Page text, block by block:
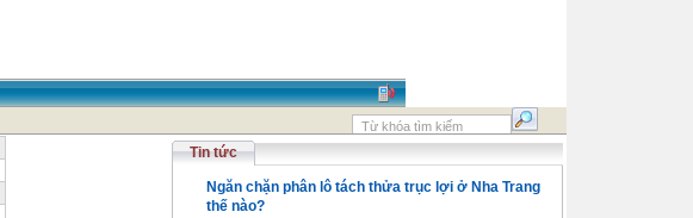
Tin tức
Ngăn chặn phân lô tách thửa trục lợi ở Nha Trang
thế nào?